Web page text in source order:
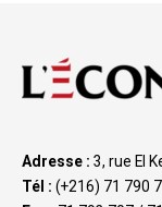
Adresse : 3, rue El
Tél : (+216) 71 790